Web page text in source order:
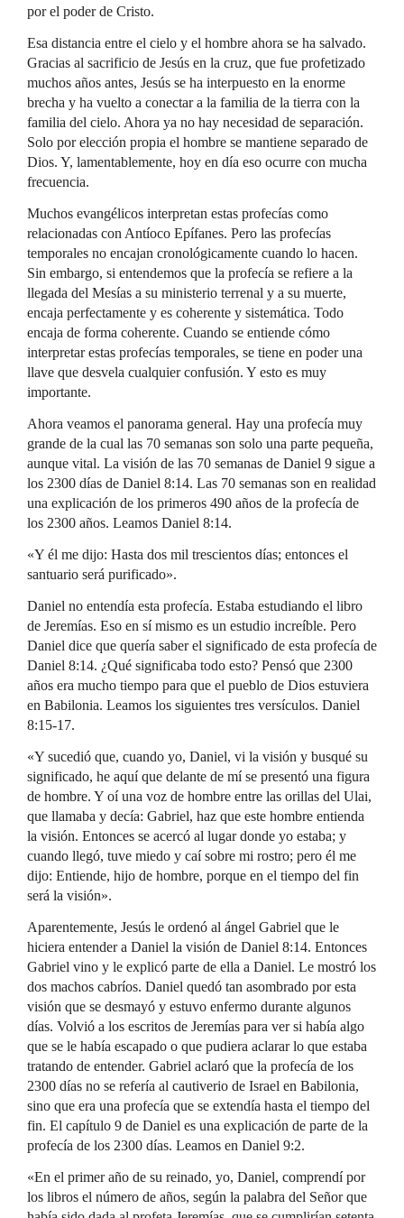
por el poder de Cristo.
Esa distancia entre el cielo y el hombre ahora se ha salvado.
Gracias al sacrificio de Jesús en la cruz, que fue profetizado
muchos años antes, Jesús se ha interpuesto en la enorme
brecha y ha vuelto a conectar a la familia de la tierra con la
familia del cielo. Ahora ya no hay necesidad de separación.
Solo por elección propia el hombre se mantiene separado de
Dios. Y, lamentablemente, hoy en día eso ocurre con mucha
frecuencia.
Muchos evangélicos interpretan estas profecías como
relacionadas con Antíoco Epífanes. Pero las profecías
temporales no encajan cronológicamente cuando lo hacen.
Sin embargo, si entendemos que la profecía se refiere a la
llegada del Mesías a su ministerio terrenal y a su muerte,
encaja perfectamente y es coherente y sistemática. Todo
encaja de forma coherente. Cuando se entiende cómo
interpretar estas profecías temporales, se tiene en poder una
llave que desvela cualquier confusión. Y esto es muy
importante.
Ahora veamos el panorama general. Hay una profecía muy
grande de la cual las 70 semanas son solo una parte pequeña,
aunque vital. La visión de las 70 semanas de Daniel 9 sigue a
los 2300 días de Daniel 8:14. Las 70 semanas son en realidad
una explicación de los primeros 490 años de la profecía de
los 2300 años. Leamos Daniel 8:14.
«Y él me dijo: Hasta dos mil trescientos días; entonces el
santuario será purificado».
Daniel no entendía esta profecía. Estaba estudiando el libro
de Jeremías. Eso en sí mismo es un estudio increíble. Pero
Daniel dice que quería saber el significado de esta profecía de
Daniel 8:14. ¿Qué significaba todo esto? Pensó que 2300
años era mucho tiempo para que el pueblo de Dios estuviera
en Babilonia. Leamos los siguientes tres versículos. Daniel
8:15-17.
«Y sucedió que, cuando yo, Daniel, vi la visión y busqué su
significado, he aquí que delante de mí se presentó una figura
de hombre. Y oí una voz de hombre entre las orillas del Ulai,
que llamaba y decía: Gabriel, haz que este hombre entienda
la visión. Entonces se acercó al lugar donde yo estaba; y
cuando llegó, tuve miedo y caí sobre mi rostro; pero él me
dijo: Entiende, hijo de hombre, porque en el tiempo del fin
será la visión».
Aparentemente, Jesús le ordenó al ángel Gabriel que le
hiciera entender a Daniel la visión de Daniel 8:14. Entonces
Gabriel vino y le explicó parte de ella a Daniel. Le mostró los
dos machos cabríos. Daniel quedó tan asombrado por esta
visión que se desmayó y estuvo enfermo durante algunos
días. Volvió a los escritos de Jeremías para ver si había algo
que se le había escapado o que pudiera aclarar lo que estaba
tratando de entender. Gabriel aclaró que la profecía de los
2300 días no se refería al cautiverio de Israel en Babilonia,
sino que era una profecía que se extendía hasta el tiempo del
fin. El capítulo 9 de Daniel es una explicación de parte de la
profecía de los 2300 días. Leamos en Daniel 9:2.
«En el primer año de su reinado, yo, Daniel, comprendí por
los libros el número de años, según la palabra del Señor que